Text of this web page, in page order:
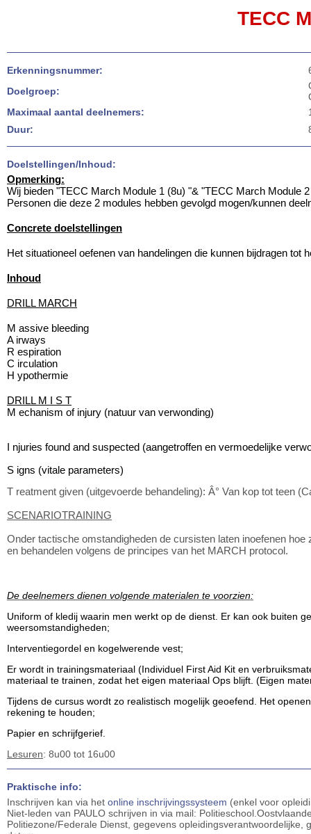
TECC
Erkenningsnummer:
Doelgroep:
Maximaal aantal deelnemers:
Duur:
Doelstellingen/Inhoud:
Opmerking:
Wij bieden "TECC March Module 1 (8u) "& "TECC March Module
Personen die deze 2 modules hebben gevolgd mogen/kunnen
Concrete doelstellingen
Het situationeel oefenen van handelingen die kunnen bijdragen
Inhoud
DRILL MARCH
M assive bleeding
A irways
R espiration
C irculation
H ypothermie
DRILL M I S T
M echanism of injury (natuur van verwonding)
I njuries found and suspected (aangetroffen en vermoedelijke
S igns (vitale parameters)
T reatment given (uitgevoerde behandeling): Â° Van kop tot teen
SCENARIOTRAINING
Onder tactische omstandigheden de cursisten laten inoefenen
en behandelen volgens de principes van het MARCH protocol.
De deelnemers dienen volgende materialen te voorzien:
Uniform of kledij waarin men werkt op de dienst. Er kan ook buiten
weersomstandigheden;
Interventiegordel en kogelwerende vest;
Er wordt in trainingsmateriaal (Individuel First Aid Kit en
materiaal te trainen, zodat het eigen materiaal Ops blijft. (Eigen
Tijdens de cursus wordt zo realistisch mogelijk geoefend. Het
rekening te houden;
Papier en schrijfgerief.
Lesuren: 8u00 tot 16u00
Praktische info:
Inschrijven kan via het online inschrijvingssysteem (enkel voor
Niet-leden van PAULO schrijven in via mail:
Politiezone/Federale Dienst, gegevens